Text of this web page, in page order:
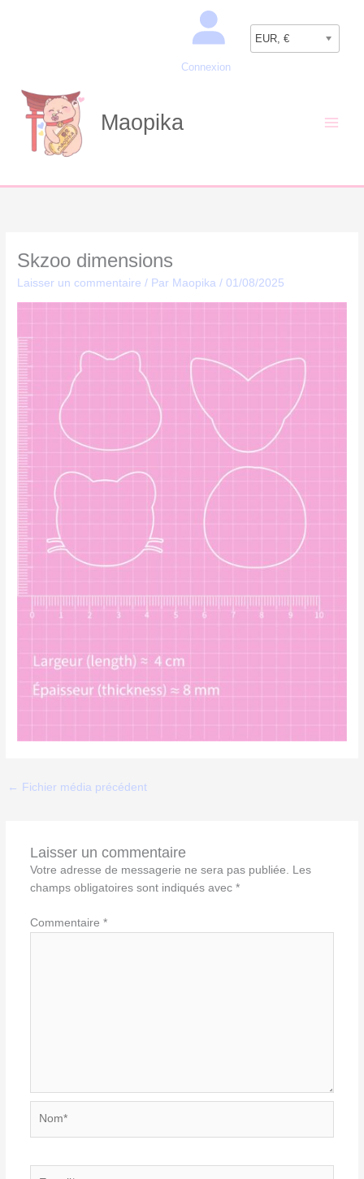
Connexion
EUR, €
Maopika
Skzoo dimensions
Laisser un commentaire / Par Maopika/01/08/2025
← Fichier média précédent
Laisser un commentaire
Votre adresse de messagerie ne sera pas publiée. Les
champs obligatoires sont indiqués avec *
Commentaire *
Recherche